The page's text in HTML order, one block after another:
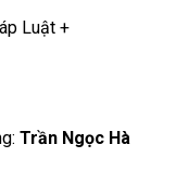
Luật +
Trần Ngọc Hà